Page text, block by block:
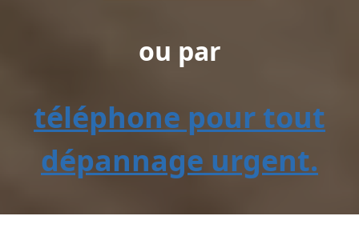
ou par
téléphone pour tout
dépannage urgent.